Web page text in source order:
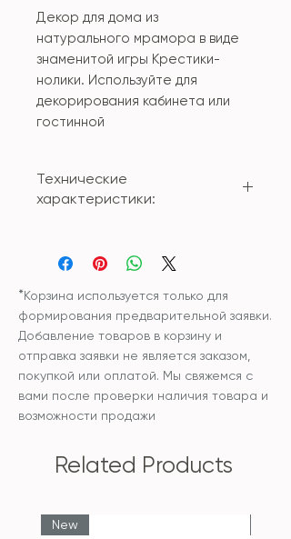
Декор для дома из
натурального мрамора в виде
знаменитой игры Крестики-
нолики. Используйте для
декорирования кабинета или
гостинной
Технические
характеристики:
Размер: 30*30*4см
*Корзина используется только для
формирования предварительной заявки.
Добавление товаров в корзину и
отправка заявки не является заказом,
покупкой или оплатой. Мы свяжемся с
вами после проверки наличия товара и
возможности продажи
Related Products
New